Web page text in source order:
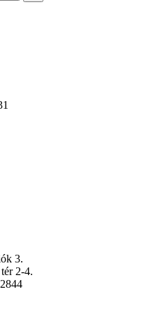
3.
2-4.